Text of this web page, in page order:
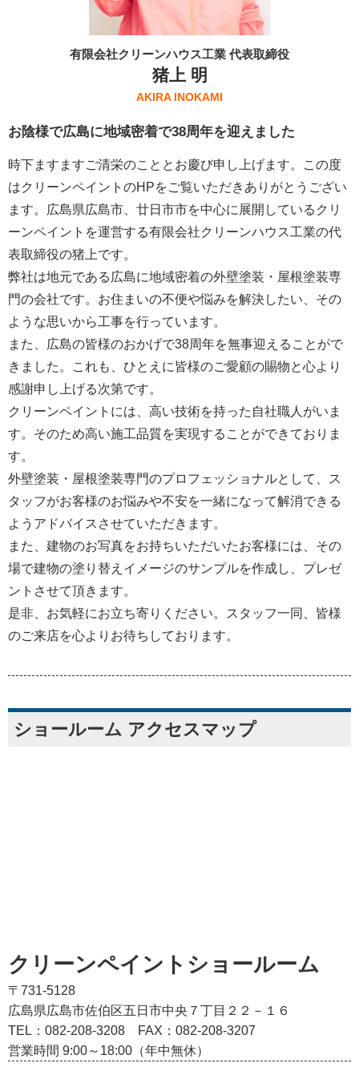
有限会社クリーンハウス工業 代表取締役
猪上 明
AKIRA INOKAMI
お陰様で広島に地域密着で38周年を迎えました
時下ますますご清栄のこととお慶び申し上げます。この度
はクリーンペイントのHPをご覧いただきありがとうござい
ます。広島県広島市、廿日市市を中心に展開しているクリ
ーンペイントを運営する有限会社クリーンハウス工業の代
表取締役の猪上です。
弊社は地元である広島に地域密着の外壁塗装・屋根塗装専
門の会社です。お住まいの不便や悩みを解決したい、その
ような思いから工事を行っています。
また、広島の皆様のおかげで38周年を無事迎えることがで
きました。これも、ひとえに皆様のご愛顧の賜物と心より
感謝申し上げる次第です。
クリーンペイントには、高い技術を持った自社職人がいま
す。そのため高い施工品質を実現することができておりま
す。
外壁塗装・屋根塗装専門のプロフェッショナルとして、ス
タッフがお客様のお悩みや不安を一緒になって解消できる
ようアドバイスさせていただきます。
また、建物のお写真をお持ちいただいたお客様には、その
場で建物の塗り替えイメージのサンプルを作成し、プレゼ
ントさせて頂きます。
是非、お気軽にお立ち寄りください。スタッフ一同、皆様
のご来店を心よりお待ちしております。
ショールーム アクセスマップ
クリーンペイントショールーム
〒731-5128
広島県広島市佐伯区五日市中央７丁目２２－１６
TEL：082‐208‐3208
FAX：082-208-3207
営業時間 9:00～18:00（年中無休）